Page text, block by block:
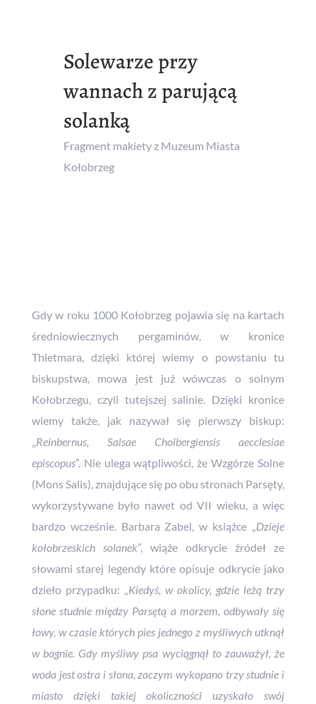
Solewarze przy
wannach z parującą
solanką
Fragment makiety z Muzeum Miasta
Kołobrzeg
Gdy w roku 1000 Kołobrzeg pojawia się na kartach
średniowiecznych pergaminów, w kronice
Thietmara, dzięki której wiemy o powstaniu tu
biskupstwa, mowa jest już wówczas o solnym
Kołobrzegu, czyli tutejszej salinie. Dzięki kronice
wiemy także, jak nazywał się pierwszy biskup:
„Reinbernus, Salsae Cholbergiensis aecclesiae
episcopus”. Nie ulega wątpliwości, że Wzgórze Solne
(Mons Salis), znajdujące się po obu stronach Parsęty,
wykorzystywane było nawet od VII wieku, a więc
bardzo wcześnie. Barbara Zabel, w książce „Dzieje
kołobrzeskich solanek”, wiąże odkrycie źródeł ze
słowami starej legendy które opisuje odkrycie jako
dzieło przypadku: „Kiedyś, w okolicy, gdzie leżą trzy
słone studnie między Parsętą a morzem, odbywały się
łowy, w czasie których pies jednego z myśliwych utknął
w bagnie. Gdy myśliwy psa wyciągnął to zauważył, że
woda jest ostra i słona, zaczym wykopano trzy studnie i
miasto dzięki takiej okoliczności uzyskało swój